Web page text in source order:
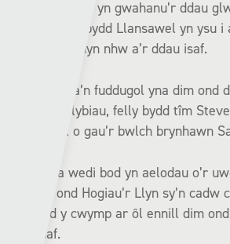
Mae pum pwynt yn gwahanu’r ddau
penwythnos a bydd Llansawel yn ysu
pwynt rhyngddyn nhw a’r ddau isaf.
Pe bae’r Bala’n fuddugol yna dim ond
gwahanu’r clybiau, felly bydd tîm
benderfynol o gau’r bwlch brynhawn
Mae’r Bala wedi bod yn aelodau o’r
mlynedd, ond Hogiau’r Llyn sy’n
safleoedd y cwymp ar ôl ennill dim
ddiwethaf.